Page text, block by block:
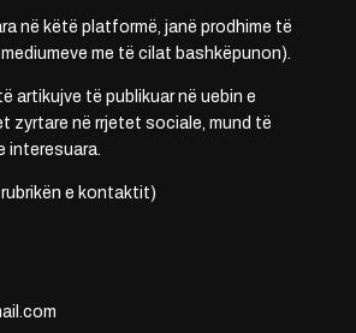
në këtë platformë, janë prodhime të
me të cilat bashkëpunon).
artikujve të publikuar në uebin e
zyrtare në rrjetet sociale, mund të
interesuara.
e kontaktit)